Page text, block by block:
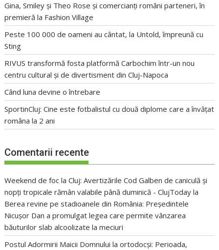
Gina, Smiley și Theo Rose și comercianți români parteneri, în
premieră la Fashion Village
Peste 100 000 de oameni au cântat, la Untold, împreună cu
Sting
RIVUS transformă fosta platformă Carbochim într-un nou
centru cultural și de divertisment din Cluj-Napoca
Când luna devine o întrebare
SportinCluj: Cine este fotbalistul cu două diplome care a învățat
româna la 2 ani
Comentarii recente
Weekend de foc la Cluj: Avertizările Cod Galben de caniculă și
nopți tropicale rămân valabile până duminică - ClujToday la
Berea revine pe stadioanele din România: Președintele
Nicușor Dan a promulgat legea care permite vânzarea
băuturilor slab alcoolizate la meciuri
Postul Adormirii Maicii Domnului la ortodocși: Perioada,